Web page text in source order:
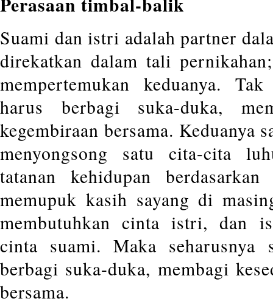
Suami dan istri adalah partner
direkatkan dalam tali
mempertemukan keduanya.
harus berbagi suka-duka,
kegembiraan bersama. Keduanya
menyongsong satu cita-cita
tatanan kehidupan
memupuk kasih sayang di
membutuhkan cinta istri, dan
cinta suami. Maka
berbagi suka-duka, membagi
bersama.